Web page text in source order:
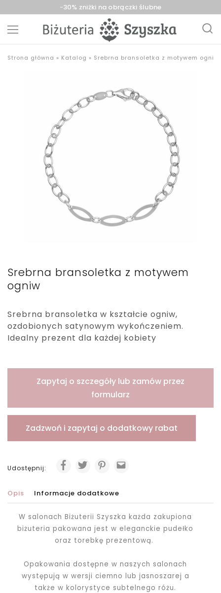
-30% zniżki na obrączki ślubne
Szyszka
z
Strona główna » Katalog » Srebrna bransoletka z motywem ogniw
Srebrna bransoletka z motywem
ogniw
Srebrna bransoletka w kształcie ogniw,
ozdobionych satynowym wykończeniem.
Idealny prezent dla każdej kobiety
Zapytaj o szczegóły lub zamów przez
formularz
Zadzwoń i zapytaj o dodatkowy rabat
Udostępnij:
Opis Informacje dodatkowe
W salonach Biżuterii Szyszka każda zakupiona
biżuteria pakowana jestw eleganckie pudełko
oraz torebkę prezentową.
Opakowania dostępne w naszych salonach
występują w wersji ciemno lub jasnoszarej a
także w kolorystyce subtelnego różu.